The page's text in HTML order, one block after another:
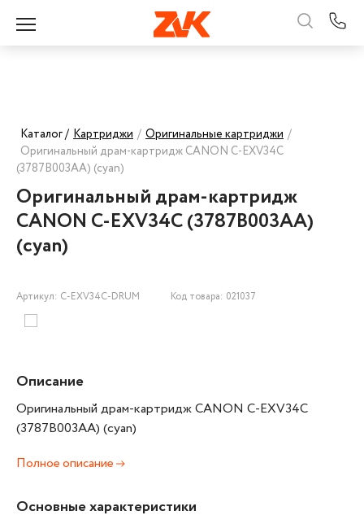
Каталог / Картриджи / Оригинальные картриджи /
Оригинальный драм-картридж CANON C-EXV34C
(3787B003AA) (cyan)
Оригинальный драм-картридж
CANON C-EXV34C (3787B003AA)
(cyan)
Артикул: C-EXV34C-DRUM Код товара: 021037
Описание
Оригинальный драм-картридж CANON C-EXV34C
(3787B003AA) (cyan)
Полное описание
Основные характеристики